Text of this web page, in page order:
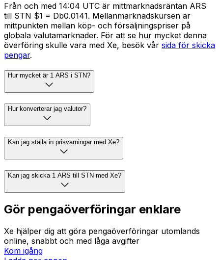
Från och med 14:04 UTC är mittmarknadsräntan ARS
till STN $1 = Db0.0141. Mellanmarknadskursen är
mittpunkten mellan köp- och försäljningspriser på
globala valutamarknader. För att se hur mycket denna
överföring skulle vara med Xe, besök vår sida för skicka
pengar.
Hur mycket är 1 ARS i STN?
Hur konverterar jag valutor?
Kan jag ställa in prisvarningar med Xe?
Kan jag skicka 1 ARS till STN med Xe?
Gör pengaöverföringar enklare
Xe hjälper dig att göra pengaöverföringar utomlands
online, snabbt och med låga avgifter
Kom igång